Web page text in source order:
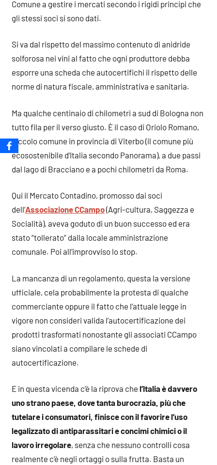
Comune a gestire i mercati secondo i rigidi principi che
gli stessi soci si sono dati.
Si va dal rispetto del massimo contenuto di anidride
solforosa nei vini al fatto che ogni produttore debba
esporre una scheda che autocertifichi il rispetto delle
norme di natura fiscale, amministrativa e sanitaria.
Ma qualche centinaio di chilometri a sud di Bologna non
tutto fila per il verso giusto. È il caso di Oriolo Romano,
piccolo comune in provincia di Viterbo (il comune più
ecosostenibile d’Italia secondo Panorama), a due passi
dal lago di Bracciano e a pochi chilometri da Roma.
Qui il Mercato Contadino, promosso dai soci
dell’Associazione CCampo(Agri-cultura, Saggezza e
Socialità), aveva goduto di un buon successo ed era
stato “tollerato” dalla locale amministrazione
comunale. Poi all’improvviso lo stop.
La mancanza di un regolamento, questa la versione
ufficiale, cela probabilmente la protesta di qualche
commerciante oppure il fatto che l’attuale legge in
vigore non consideri valida l’autocertificazione dei
prodotti trasformati nonostante gli associati CCampo
siano vincolati a compilare le schede di
autocertificazione.
E in questa vicenda c’è la riprova che l’Italia è davvero
uno strano paese, dove tanta burocrazia, più che
tutelare i consumatori, finisce con il favorire l’uso
legalizzato di antiparassitari e concimi chimici o il
lavoro irregolare, senza che nessuno controlli cosa
realmente c’è negli ortaggi o sulla frutta. Basta un